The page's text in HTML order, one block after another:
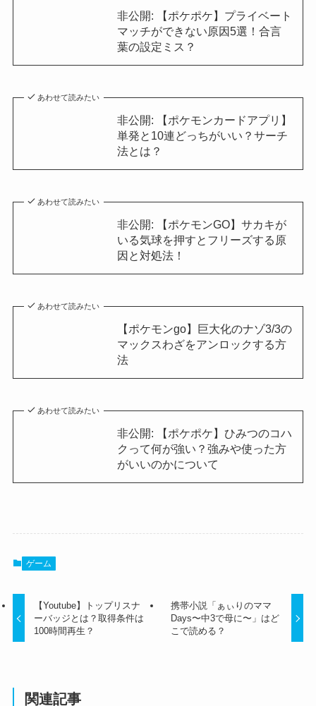
非公開: 【ポケポケ】プライベート
マッチができない原因5選！合言
葉の設定ミス？
あわせて読みたい
非公開: 【ポケモンカードアプリ】
単発と10連どっちがいい？サーチ
法とは？
あわせて読みたい
非公開: 【ポケモンGO】サカキが
いる気球を押すとフリーズする原
因と対処法！
あわせて読みたい
【ポケモンgo】巨大化のナゾ3/3の
マックスわざをアンロックする方
法
あわせて読みたい
非公開: 【ポケポケ】ひみつのコハ
クって何が強い？強みや使った方
がいいのかについて
ゲーム
【Youtube】トップリスナ
ーバッジとは？取得条件は
100時間再生？
携帯小説「ぁぃりのママ
Days〜中3で母に〜」はど
こで読める？
関連記事